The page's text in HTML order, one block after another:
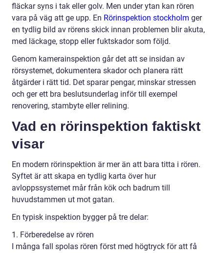
fläckar syns i tak eller golv. Men under ytan kan rören
vara på väg att ge upp. En Rörinspektion stockholm ger
en tydlig bild av rörens skick innan problemen blir akuta,
med läckage, stopp eller fuktskador som följd.
Genom kamerainspektion går det att se insidan av
rörsystemet, dokumentera skador och planera rätt
åtgärder i rätt tid. Det sparar pengar, minskar stressen
och ger ett bra beslutsunderlag inför till exempel
renovering, stambyte eller relining.
Vad en rörinspektion faktiskt
visar
En modern rörinspektion är mer än att bara titta i rören.
Syftet är att skapa en tydlig karta över hur
avloppssystemet mår från kök och badrum till
huvudstammen ut mot gatan.
En typisk inspektion bygger på tre delar:
1. Förberedelse av rören
I många fall spolas rören först med högtryck för att få